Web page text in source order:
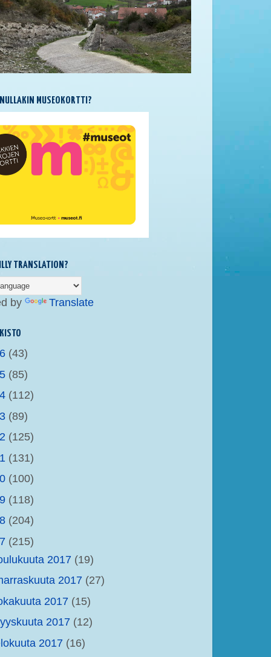
MUSEOKORTTI?
TRANSLATION?
by Translate
(43)
(85)
(112)
(89)
(125)
(131)
(100)
(118)
(204)
(215)
2017 (19)
2017 (27)
2017 (15)
2017 (12)
2017 (16)